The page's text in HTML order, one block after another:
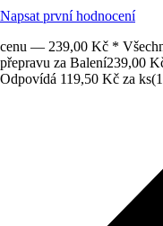
Napsat první hodnocení
cenu — 239,00 Kč *
přepravu za Balení239,00
Odpovídá 119,50 Kč za ks(